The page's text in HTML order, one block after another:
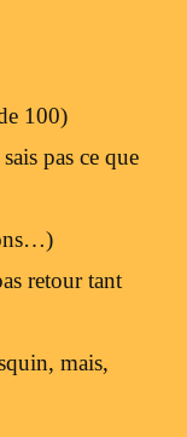
100)
pas ce que
retour tant
mais,